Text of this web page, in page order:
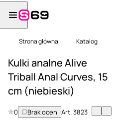
Strona główna Katalog
Kulki analne Alive
Triball Anal Curves, 15
cm (niebieski)
0 Brak ocen Art.3823